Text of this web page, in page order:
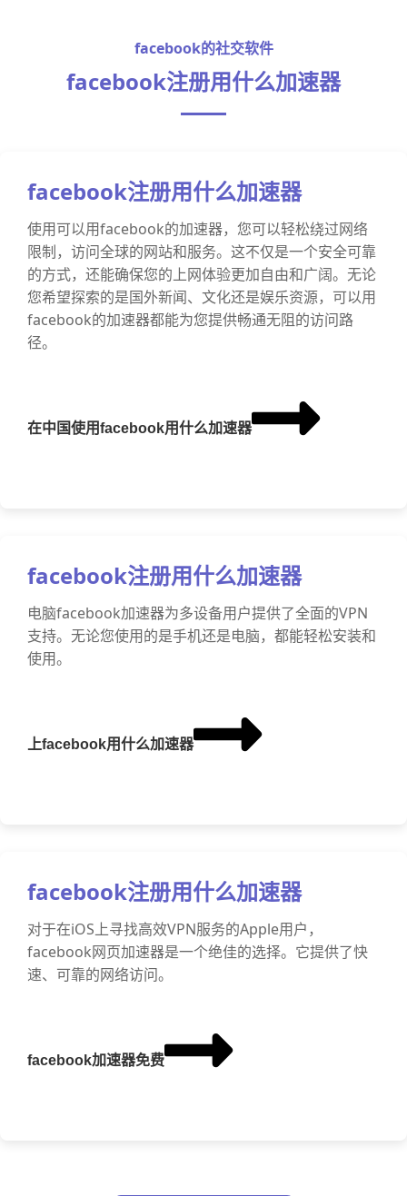
facebook的社交软件
facebook注册用什么加速器
facebook注册用什么加速器
使用可以用facebook的加速器，您可以轻松绕过网络
限制，访问全球的网站和服务。这不仅是一个安全可靠
的方式，还能确保您的上网体验更加自由和广阔。无论
您希望探索的是国外新闻、文化还是娱乐资源，可以用
facebook的加速器都能为您提供畅通无阻的访问路
径。
在中国使用facebook用什么加速器
facebook注册用什么加速器
电脑facebook加速器为多设备用户提供了全面的VPN
支持。无论您使用的是手机还是电脑，都能轻松安装和
使用。
上facebook用什么加速器
facebook注册用什么加速器
对于在iOS上寻找高效VPN服务的Apple用户，
facebook网页加速器是一个绝佳的选择。它提供了快
速、可靠的网络访问。
facebook加速器免费